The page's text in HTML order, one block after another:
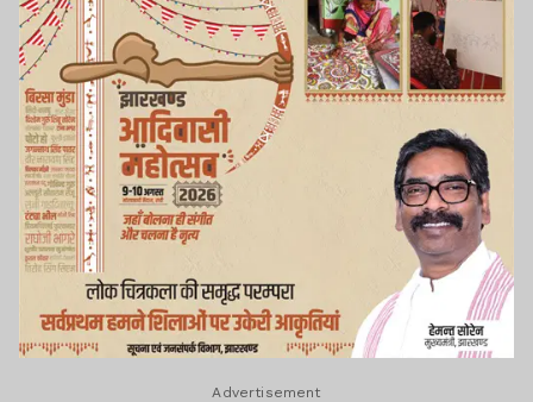
Advertisement